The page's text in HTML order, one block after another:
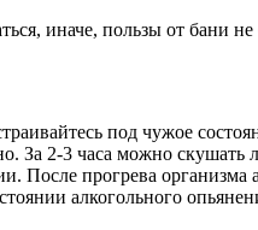
иначе, пользы от бани не
под чужое
За 2-3 часа можно
прогрева
алкогольного